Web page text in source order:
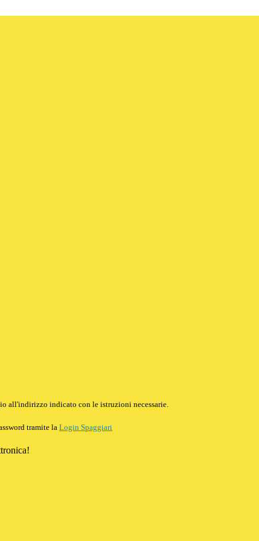
all'indirizzo indicato con le istruzioni necessarie.
tramite la Login Spaggiari